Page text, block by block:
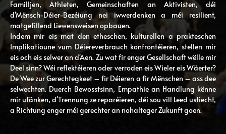
Familljen, Athleten, Gemeinschaften an Aktivisten, déi
d'Mënsch-Déier-Bezéiung nei iwwerdenken a méi resilient,
matgefillend Liewensweisen opbauen.
Indem mir eis mat den etheschen, kulturellen a prakteschen
Implikatioune vum Déiereverbrauch konfrontéieren, stellen mir
eis och eis selwer an d'Aen. Zu wat fir enger Gesellschaft wëlle mir
Deel sinn? Wéi reflektéieren oder verroden eis Wieler eis Wäerter?
De Wee zur Gerechtegkeet – fir Déieren a fir Mënschen – ass dee
selwechten. Duerch Bewosstsinn, Empathie an Handlung kënne
mir ufänken, d'Trennung ze reparéieren, déi sou vill Leed ustiecht,
a Richtung enger méi gerechter an nohalteger Zukunft goen.